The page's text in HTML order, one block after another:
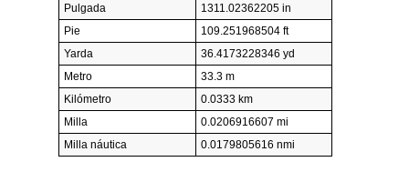
Pulgada
1311.02362205 in
Pie
109.251968504 ft
Yarda
36.4173228346 yd
Metro
33.3 m
Kilómetro
0.0333 km
Milla
0.0206916607 mi
Milla náutica
0.0179805616 nmi